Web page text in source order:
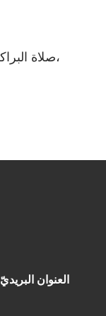
صلاة البراكليسي في كنيسة سيدة البشارة – شليفا،
العنوان البريديّ